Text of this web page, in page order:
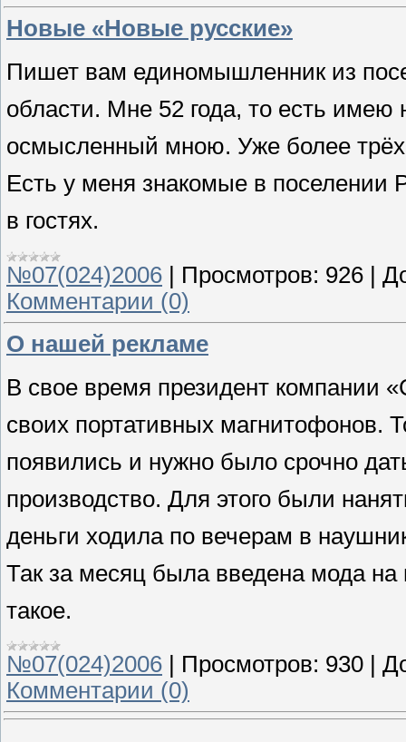
Новые «Новые русские»
Пишет вам единомышленник из
области. Мне 52 года, то есть
осмысленный мною. Уже более
Есть у меня знакомые в поселении
в гостях.
№07(024)2006 | Просмотров: 926 |
Комментарии (0)
О нашей рекламе
В свое время президент компании
своих портативных магнитофонов.
появились и нужно было срочно
производство. Для этого были
деньги ходила по вечерам в
Так за месяц была введена мода на
такое.
№07(024)2006 Просмотров: 930
Комментарии (0)